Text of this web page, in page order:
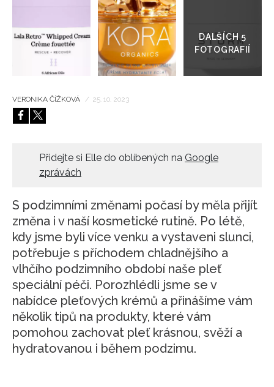
galerie
VERONIKA ČÍŽKOVÁ / 25. 10. 2023
Přidejte si Elle do oblíbených na Google
zprávách
S podzimními změnami počasí by měla přijít
změna i v naší kosmetické rutině. Po létě,
kdy jsme byli více venku a vystaveni slunci,
potřebuje s příchodem chladnějšího a
vlhčího podzimního období naše pleť
speciální péči. Porozhlédli jsme se v
nabídce pleťových krémů a přinášíme vám
několik tipů na produkty, které vám
pomohou zachovat pleť krásnou, svěží a
hydratovanou i během podzimu.